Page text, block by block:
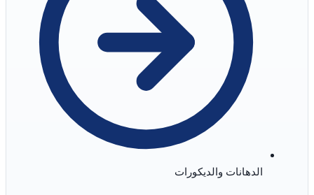
الدهانات والديكورات